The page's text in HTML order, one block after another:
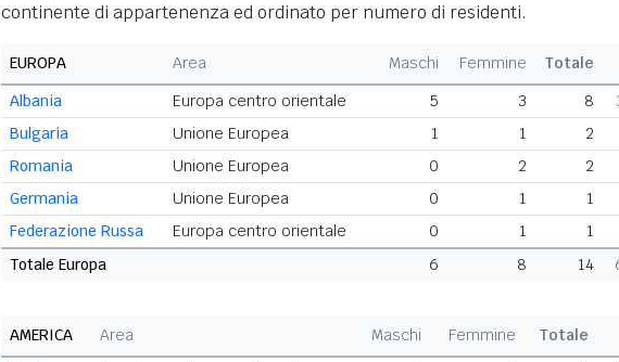
continente di appartenenza ed ordinato per numero di residenti.
EUROPA Area Maschi Femmine Totale
Albania
Europa centro orientale 5 3 8
Bulgaria
Unione Europea 1 1 2
Romania
Unione Europea 0 2 2
Germania
Unione Europea 0 1 1
Federazione Russa
Europa centro orientale 0 1 1
Totale Europa
6 8 14
AMERICA Area Maschi Femmine Totale